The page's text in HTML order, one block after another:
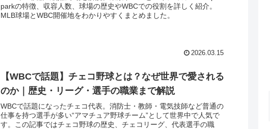
parkの特徴、収容人数、球場の歴史やWBCでの役割を詳しく紹介。
MLB球場とWBC開催地をわかりやすくまとめました。
2026.03.15
【WBCで話題】チェコ野球とは？なぜ世界で愛される
のか｜歴史・リーグ・選手の職業まで解説
WBCで話題になったチェコ代表。消防士・教師・電気技師など普通の
仕事を持つ選手が多い“アマチュア野球チーム”として世界中で人気で
す。この記事ではチェコ野球の歴史、チェコリーグ、代表選手の職